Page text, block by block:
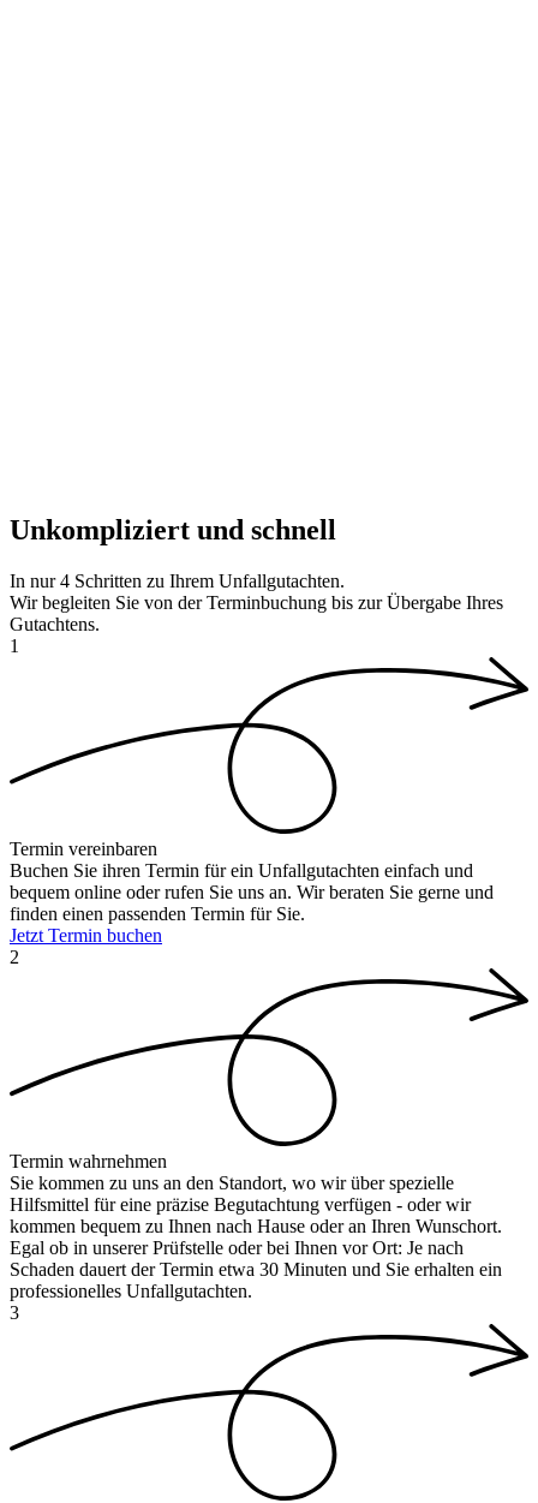
Unkompliziert und schnell
In nur4 Schritten zu Ihrem Unfallgutachten.
Wir begleiten Sie von der Terminbuchung bis zur Übergabe Ihres
Gutachtens.
1
Termin vereinbaren
Buchen Sie ihren Termin für ein Unfallgutachten einfach und
bequem online oder rufen Sie uns an. Wir beraten Sie gerne und
finden einen passenden Termin für Sie.
Jetzt Termin buchen
2
Termin wahrnehmen
Sie kommen zu uns an den Standort, wo wir über spezielle
Hilfsmittel für eine präzise Begutachtung verfügen - oder wir
kommen bequem zu Ihnen nach Hause oder an Ihren Wunschort.
Egal ob in unserer Prüfstelle oder bei Ihnen vor Ort: Je nach
Schaden dauert der Termin etwa 30 Minuten und Sie erhalten ein
professionelles Unfallgutachten.
3